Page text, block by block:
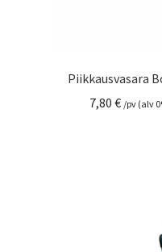
Piikkausvasara
7,80 € /pv (alv